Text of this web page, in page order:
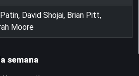
David Shojai, Brian Pitt,
Moore
semana